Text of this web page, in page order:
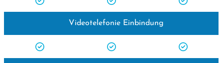
Videotelefonie Einbindung